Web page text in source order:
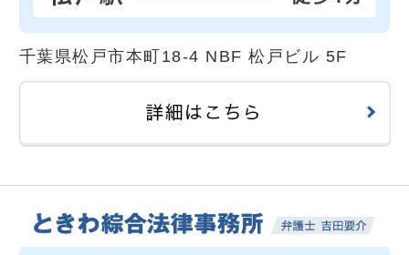
千葉県松戸市本町18-4 NBF 松戸ビル 5F